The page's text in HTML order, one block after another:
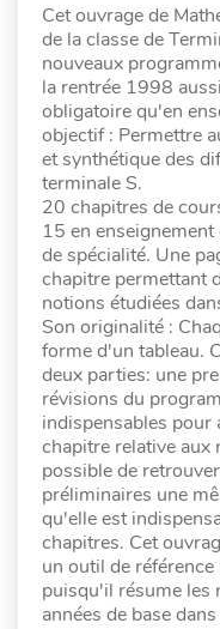
Cet ouvrage de
de la classe de
nouveaux
la rentrée 1998
obligatoire qu'en
objectif : Permettre
et synthétique des
terminale S.
20 chapitres de
15 en
de spécialité. Une
chapitre permettant
notions étudiées
Son originalité :
forme d'un tableau.
deux parties: une
révisions du
indispensables pour
chapitre relative aux
possible de
préliminaires une
qu'elle est
chapitres. Cet
un outil de
puisqu'il résume les
années de base